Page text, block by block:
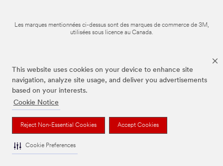
This website uses cookies on your device to enhance site
navigation, analyze site usage, and deliver you advertisements
based on your interests.
Cookie Notice
Reject Non-Essential Cookies Accept Cookies
Cookie Preferences
Les marques mentionnées ci-dessus sont des marques de commerce de 3M,
utilisées sous licence au Canada.